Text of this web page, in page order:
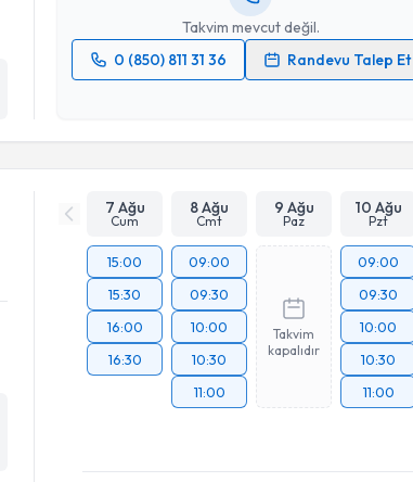
Takvim mevcut değil.
0 (850) 811 31 36
Randevu Talep Et
işlenmesini kabul ediyorum.
Takvim Talebini Gönder
7 Ağu
Cum
8 Ağu
Cmt
9 Ağu
Paz
10 Ağu
Pzt
15:00
15:30
16:00
16:30
09:00
09:30
10:00
10:30
11:00
Takvim
kapalıdır
09:00
09:30
10:00
10:30
11:00